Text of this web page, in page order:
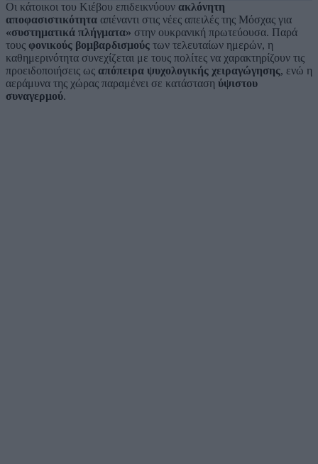
Οι κάτοικοι του Κιέβου επιδεικνύουν ακλόνητη
αποφασιστικότητα απέναντι στις νέες απειλές της Μόσχας για
«συστηματικά πλήγματα» στην ουκρανική πρωτεύουσα. Παρά
τους φονικούς βομβαρδισμούς των τελευταίων ημερών, η
καθημερινότητα συνεχίζεται με τους πολίτες να χαρακτηρίζουν τις
προειδοποιήσεις ως απόπειρα ψυχολογικής χειραγώγησης, ενώ η
αεράμυνα της χώρας παραμένει σε κατάσταση ύψιστου
συναγερμού.